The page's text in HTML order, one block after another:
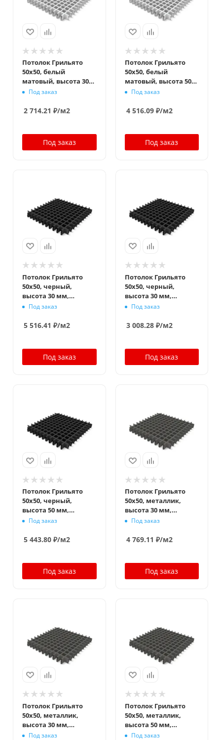
Потолок Грильято
50x50, белый
матовый, высота 30
мм, ширина 10 мм
Под заказ
2 714.21 ₽/м2
Под заказ
Потолок Грильято
50x50, белый
матовый, высота 50
мм, ширина 10 мм
Под заказ
4 516.09₽/м2
Под заказ
Потолок Грильято
50x50, черный,
высота 30 мм,
ширина 5 мм
Под заказ
5 516.41 ₽/м2
Под заказ
Потолок Грильято
50x50, черный,
высота 30 мм,
ширина 10 мм
Под заказ
3 008.28₽/м2
Под заказ
Потолок Грильято
50x50, черный,
высота 50 мм,
ширина 10 мм
Под заказ
5 443.80 ₽/м2
Под заказ
Потолок Грильято
50x50, металлик,
высота 30 мм,
ширина 5 мм
Под заказ
4 769.11 ₽/м2
Под заказ
Потолок Грильято
50x50, металлик,
высота 30 мм,
ширина 10 мм
Под заказ
Потолок Грильято
50x50, металлик,
высота 50 мм,
ширина 10 мм
Под заказ